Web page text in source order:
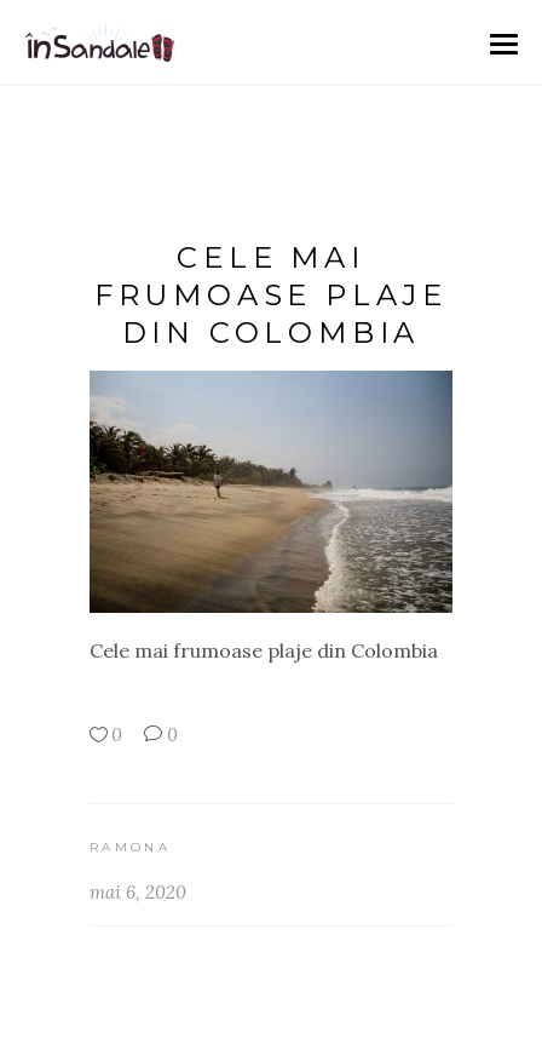
CELE MAI
FRUMOASE PLAJE
DIN COLOMBIA
Cele mai frumoase plaje din Colombia
0 0
RAMONA
mai 6, 2020